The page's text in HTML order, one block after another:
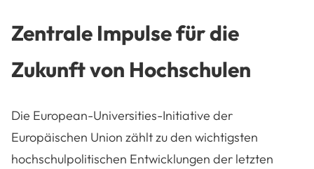
Zentrale Impulse für die
Zukunft von Hochschulen
Die European-Universities-Initiative der
Europäischen Union zählt zu den wichtigsten
hochschulpolitischen Entwicklungen der letzten